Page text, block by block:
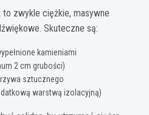
to zwykle ciężkie, masywne
Skuteczne są:
kamieniami
2 cm grubości)
sztucznego
warstwą izolacyjną)